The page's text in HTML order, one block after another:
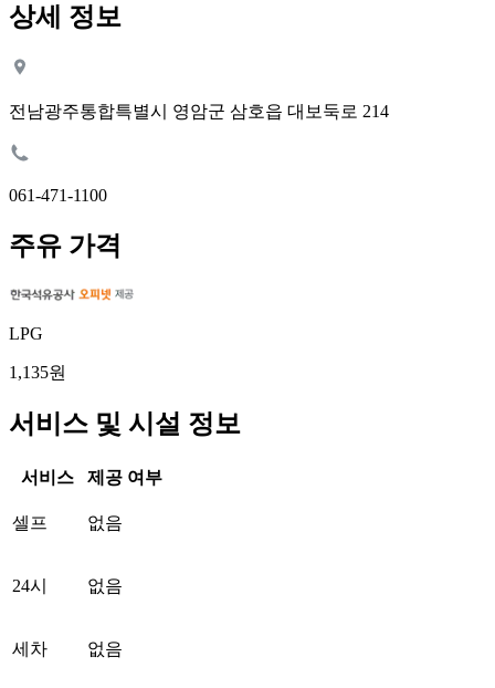
상세 정보
전남광주통합특별시 영암군 삼호읍 대보둑로 214
061-471-1100
주유 가격
LPG
1,135원
서비스 및 시설 정보
서비스 제공 여부
셀프 없음
24시 없음
세차 없음